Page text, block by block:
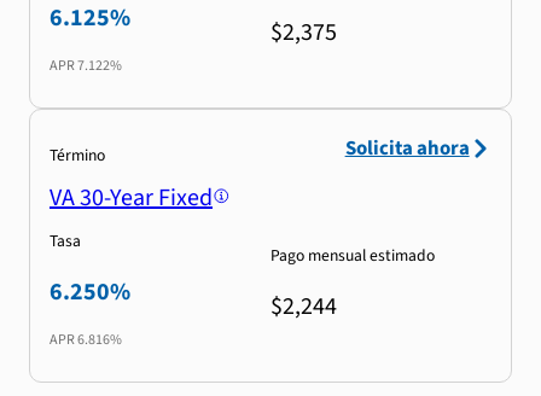
6.125%
APR7.122%
$2,375
Término
VA 30-Year Fixed
Tasa
6.250%
APR6.816%
Pago mensual estimado
$2,244
Solicita ahora